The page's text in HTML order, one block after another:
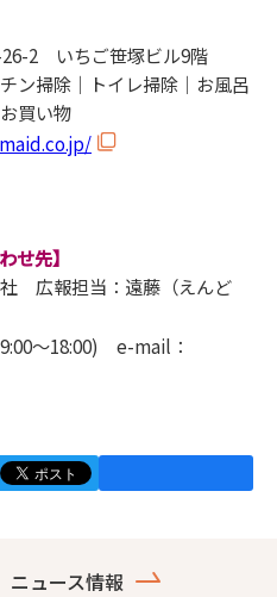
26-2 いちご笹塚ビル9階
ン掃除｜トイレ掃除｜お風呂
買い物
せ先】
広報担当：遠藤（えんど
～18:00) e-mail：
ニュース情報